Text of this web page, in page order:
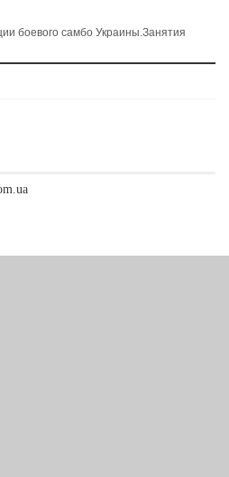
боевого самбо Украины.Занятия